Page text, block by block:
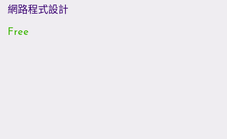
網路程式設計
Free